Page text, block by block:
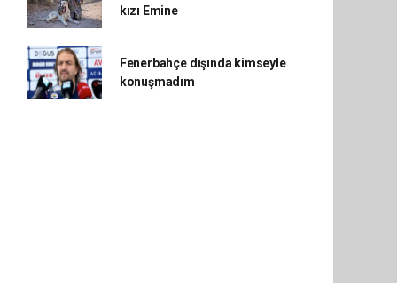
kızı Emine
Fenerbahçe dışında kimseyle
konuşmadım